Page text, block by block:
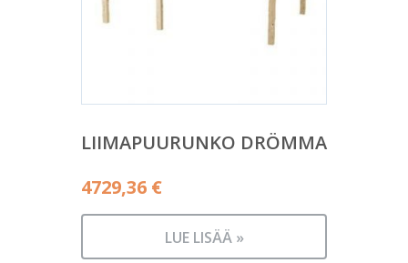
LIIMAPUURUNKO DRÖMMA
4729,36 €
LUE LISÄÄ »